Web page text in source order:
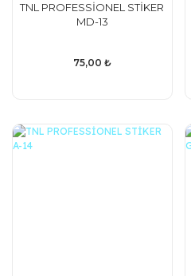
TNL PROFESSİONEL STİKER
MD-13
75,00 ₺